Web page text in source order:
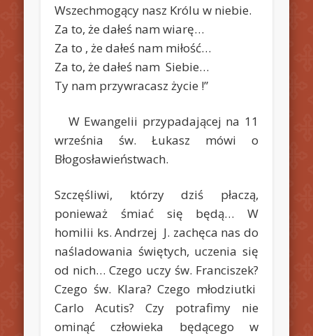
Wszechmogący nasz Królu w niebie.
Za to, że dałeś nam wiarę…
Za to , że dałeś nam miłość…
Za to, że dałeś nam Siebie…
Ty nam przywracasz życie !”
W Ewangelii przypadającej na 11
września św. Łukasz mówi o
Błogosławieństwach.
Szczęśliwi, którzy dziś płaczą,
ponieważ śmiać się będą… W
homilii ks. Andrzej J. zachęca nas do
naśladowania świętych, uczenia się
od nich… Czego uczy św. Franciszek?
Czego św. Klara? Czego młodziutki
Carlo Acutis? Czy potrafimy nie
ominąć człowieka będącego w